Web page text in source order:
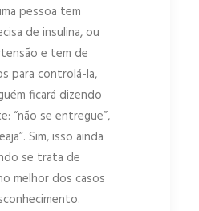
pessoa tem
de insulina, ou
e tem de
para controlá-la,
ficará dizendo
“não se entregue”,
Sim, isso ainda
se trata de
melhor dos casos